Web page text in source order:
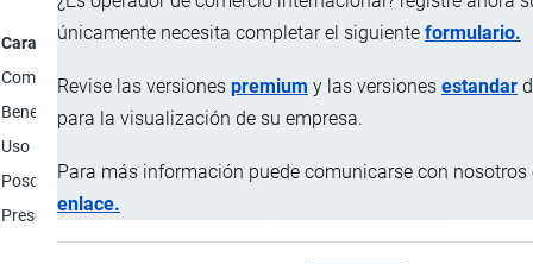
únicamente necesita completar el siguiente formulario.
Revise las versiones premium y las versiones estandar
para la visualización de su empresa.
Para más información puede comunicarse con nosotros
enlace.
Característica
Composición
Cada comprimido de 1500 mg contiene: Ácido
Beneficios
Disminuye el stress por ansiedad; Ayuda a prevenir la
Uso
Posología
Perros hasta 10 kg: 1/2 comprimido por día; Perros de
Presentación
Caja con 3 blíster de 7 comprimidos cada uno.